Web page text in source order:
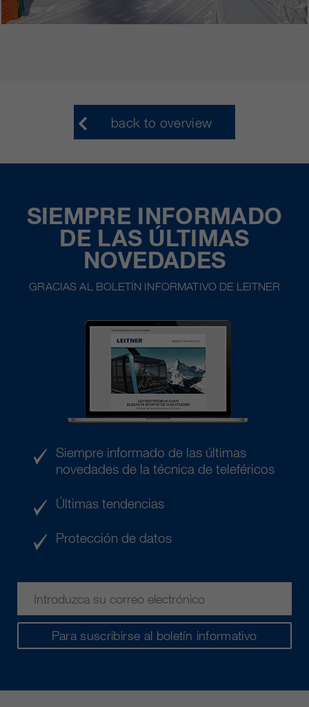
back to overview
SIEMPRE INFORMADO
DE LAS ÚLTIMAS
NOVEDADES
GRACIAS AL BOLETÍN INFORMATIVO DE LEITNER
Para suscribirse al boletín informativo
Siempre informado de las últimas
novedades de la técnica de teleféricos
Últimas tendencias
Protección de datos